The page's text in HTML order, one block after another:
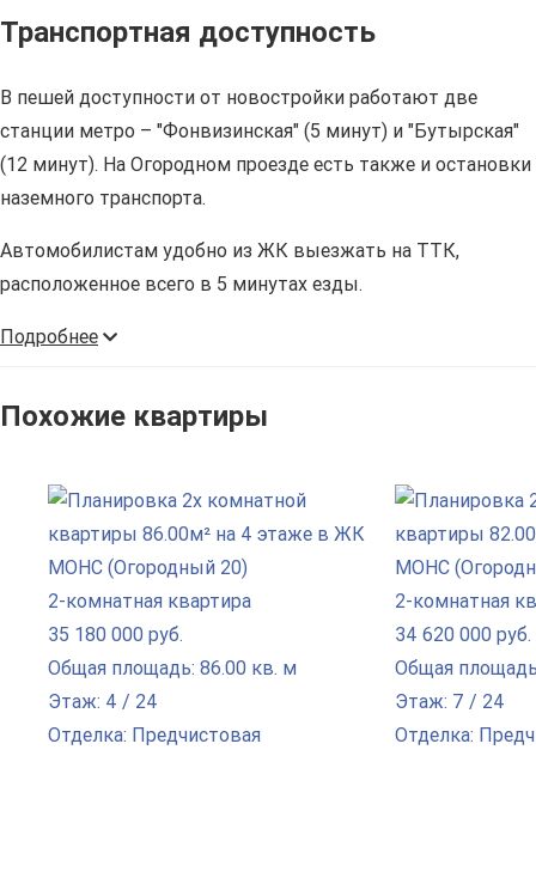
Транспортная доступность
В пешей доступности от новостройки работают две
станции метро – "Фонвизинская" (5 минут) и "Бутырская"
(12 минут). На Огородном проезде есть также и остановки
наземного транспорта.
Автомобилистам удобно из ЖК выезжать на ТТК,
расположенное всего в 5 минутах езды.
Подробнее
Похожие квартиры
2-комнатная квартира
35 180 000 руб.
Общая площадь: 86.00 кв. м
Этаж: 4 / 24
Отделка: Предчистовая
2-комнатная
34 620 000 руб.
Общая
Этаж: 7 / 24
Отделка: